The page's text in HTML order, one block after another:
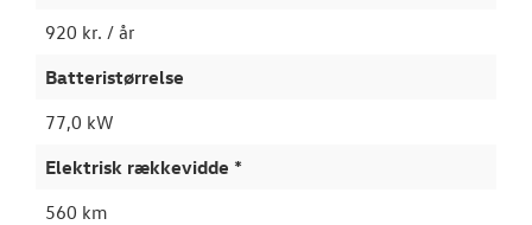
920 kr. / år
Batteristørrelse
77,0 kW
Elektrisk rækkevidde *
560 km